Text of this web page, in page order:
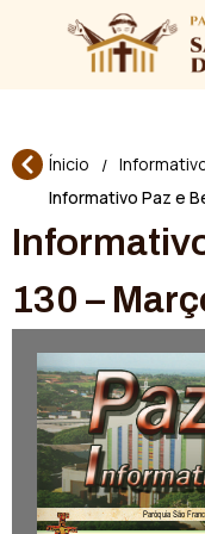
Ínicio /
Informativo Paz e
130 –